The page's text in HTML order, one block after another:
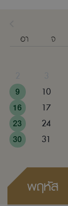
อา
จ
9
10
16
17
23
24
30
31
พฤหัส